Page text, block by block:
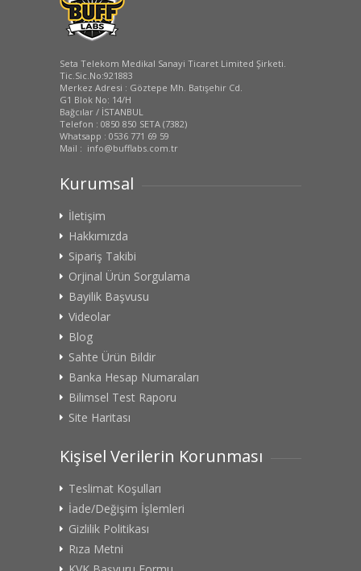
Seta Telekom Medikal Sanayi Ticaret Limited Şirketi.
Tic.Sic.No:921883
Merkez Adresi : Göztepe Mh. Batışehir Cd.
G1 Blok No: 14/H
Bağcılar / İSTANBUL
Telefon : 0850 850 SETA (7382)
Whatsapp : 0536 771 69 59
Mail : info@bufflabs.com.tr
Kurumsal
İletişim
Hakkımızda
Sipariş Takibi
Orjinal Ürün Sorgulama
Bayilik Başvusu
Videolar
Blog
Sahte Ürün Bildir
Banka Hesap Numaraları
Bilimsel Test Raporu
Site Haritası
Kişisel Verilerin Korunması
Teslimat Koşulları
İade/Değişim İşlemleri
Gizlilik Politikası
Rıza Metni